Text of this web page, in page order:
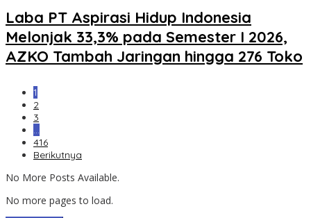
Laba PT Aspirasi Hidup Indonesia
Melonjak 33,3% pada Semester I 2026,
AZKO Tambah Jaringan hingga 276 Toko
1
2
3
…
416
Berikutnya
No More Posts Available.
No more pages to load.